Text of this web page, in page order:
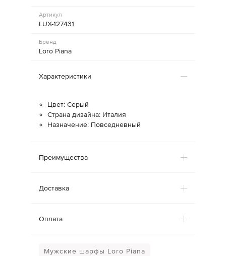
Артикул
LUX-127431
Бренд
Loro Piana
Характеристики
Цвет: Серый
Страна дизайна: Италия
Назначение: Повседневный
Преимущества
Доставка
Оплата
Мужские шарфы Loro Piana